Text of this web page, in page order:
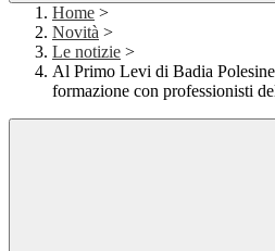
Home >
Novità >
Le notizie >
Al Primo Levi di Badia
formazione con professionisti